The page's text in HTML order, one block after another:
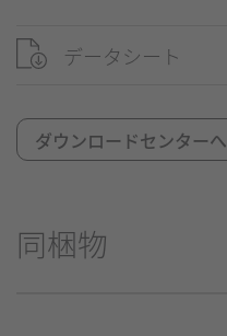
データシート
ダウンロードセンターへ
同梱物